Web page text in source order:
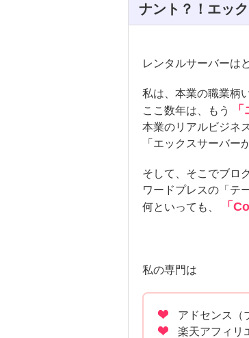
ナント？！エッ
レンタルサーバーは
私は、本業の職業柄
ここ数年は、もう
本業のリアルビジネ
「エックスサーバー
そして、そこでブロ
ワードプレスの「テ
何といっても、
「
私の専門は
アドセンス（
楽天アフィリ